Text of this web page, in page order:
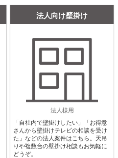
法人向け壁掛け
法人様用
「自社内で壁掛けしたい」「お得意
さんから壁掛けテレビの相談を受け
た」などの法人案件はこちら。天吊
りや複数台の壁掛け相談もお気軽に
どうぞ。